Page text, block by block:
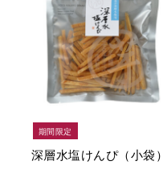
期間限定
深層水塩けんぴ（小袋）